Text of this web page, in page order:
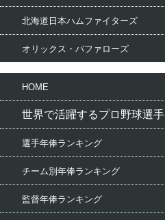
北海道日本ハムファイターズ
オリックス・バファローズ
HOME
世界で活躍するプロ野球選手
選手年俸ランキング
チーム別年俸ランキング
監督年俸ランキング